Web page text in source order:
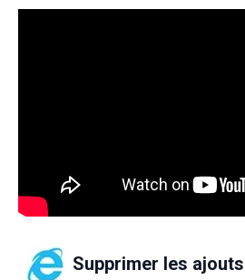
Supprimer les